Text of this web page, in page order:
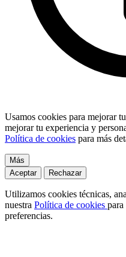
Usamos cookies para mejorar
mejorar tu experiencia y
Política de cookies para más
Más
Aceptar
Rechazar
Utilizamos cookies técnicas,
nuestra Política de cookies para
preferencias.